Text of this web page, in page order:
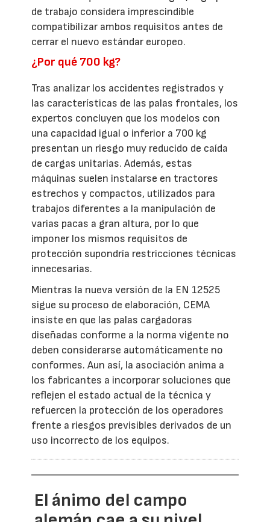
de trabajo considera imprescindible
compatibilizar ambos requisitos antes de
cerrar el nuevo estándar europeo.
¿Por qué 700 kg?
Tras analizar los accidentes registrados y
las características de las palas frontales, los
expertos concluyen que los modelos con
una capacidad igual o inferior a 700 kg
presentan un riesgo muy reducido de caída
de cargas unitarias. Además, estas
máquinas suelen instalarse en tractores
estrechos y compactos, utilizados para
trabajos diferentes a la manipulación de
varias pacas a gran altura, por lo que
imponer los mismos requisitos de
protección supondría restricciones técnicas
innecesarias.
Mientras la nueva versión de la EN 12525
sigue su proceso de elaboración, CEMA
insiste en que las palas cargadoras
diseñadas conforme a la norma vigente no
deben considerarse automáticamente no
conformes. Aun así, la asociación anima a
los fabricantes a incorporar soluciones que
reflejen el estado actual de la técnica y
refuercen la protección de los operadores
frente a riesgos previsibles derivados de un
uso incorrecto de los equipos.
El ánimo del campo